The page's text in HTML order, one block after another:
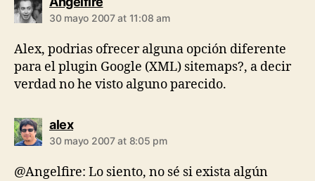
30 mayo 2007 at 11:08 am
Alex, podrias ofrecer alguna opción diferente
para el plugin Google (XML) sitemaps?, a decir
verdad no he visto alguno parecido.
alexsays:
30 mayo 2007 at 8:05 pm
@Angelfire: Lo siento, no sé si exista algún